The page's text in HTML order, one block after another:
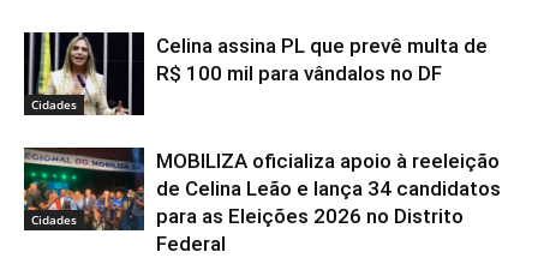
Cidades
Celina assina PL que prevê multa de
R$ 100 mil para vândalos no DF
Cidades
MOBILIZA oficializa apoio à reeleição
de Celina Leão e lança 34 candidatos
para as Eleições 2026 no Distrito
Federal